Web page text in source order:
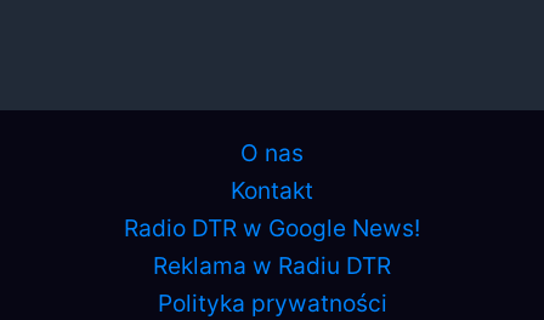
O nas
Kontakt
Radio DTR w Google News!
Reklama w Radiu DTR
Polityka prywatności